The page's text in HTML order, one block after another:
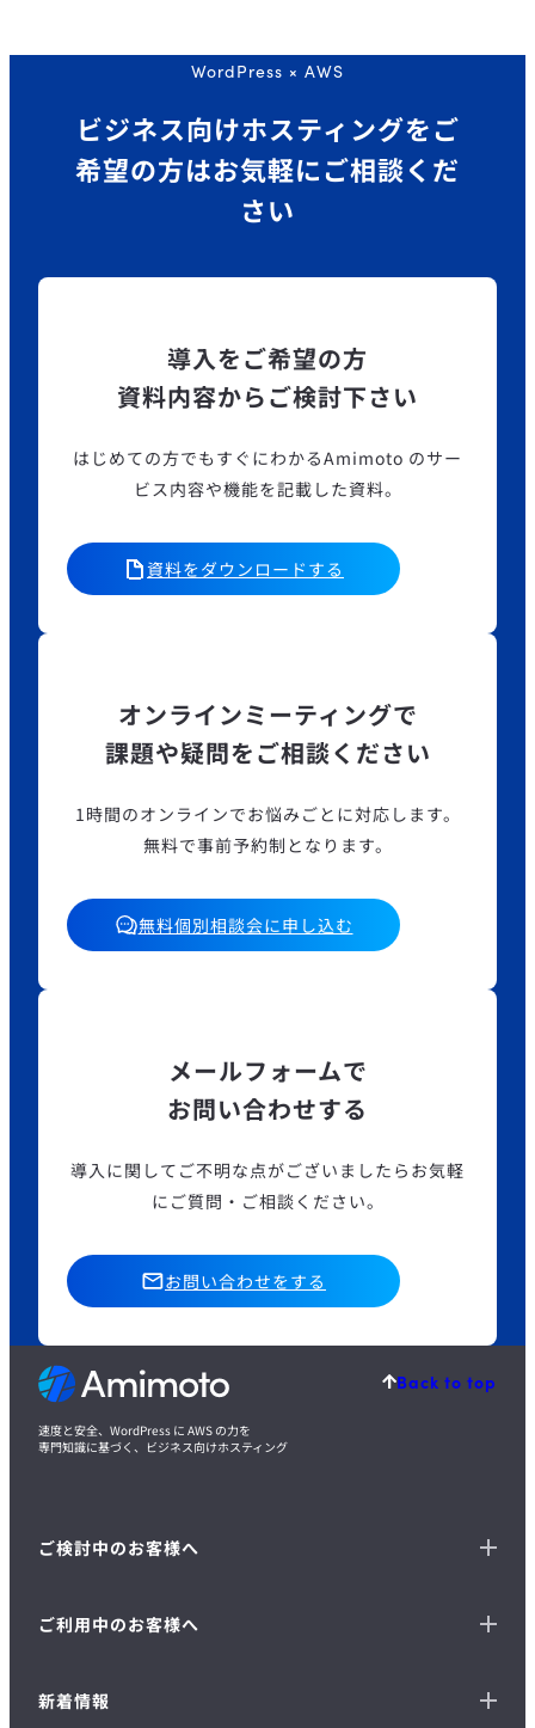
WordPress × AWS
ビジネス向けホスティングをご
希望の方はお気軽にご相談くだ
さい
導入をご希望の方
資料内容からご検討下さい
はじめての方でもすぐにわかるAmimoto のサー
ビス内容や機能を記載した資料。
資料をダウンロードする
オンラインミーティングで
課題や疑問をご相談ください
1時間のオンラインでお悩みごとに対応します。
無料で事前予約制となります。
無料個別相談会に申し込む
メールフォームで
お問い合わせする
導入に関してご不明な点がございましたら お気軽
にご質問・ご相談ください。
お問い合わせをする
Back to top
速度と安全、WordPress に AWS の力を
専門知識に基づく、ビジネス向けホスティング
ご検討中のお客様へ
ご利用中のお客様へ
新着情報